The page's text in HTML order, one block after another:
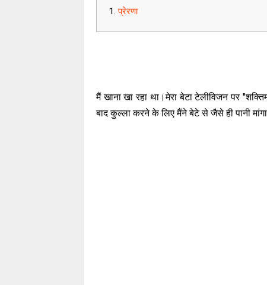
प्रेरणा
मैं खाना खा रहा था।मेरा बेटा टेलीविजन पर
बाद कुल्ला करने के लिए मैंने बेटे से जैसे ही पानी